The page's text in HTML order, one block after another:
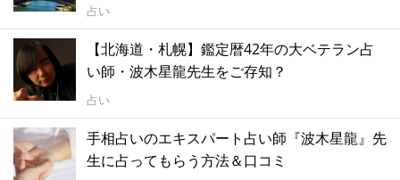
占い
【北海道・札幌】鑑定暦42年の大ベテラン占
い師・波木星龍先生をご存知？
占い
手相占いのエキスパート占い師『波木星龍』先
生に占ってもらう方法＆口コミ